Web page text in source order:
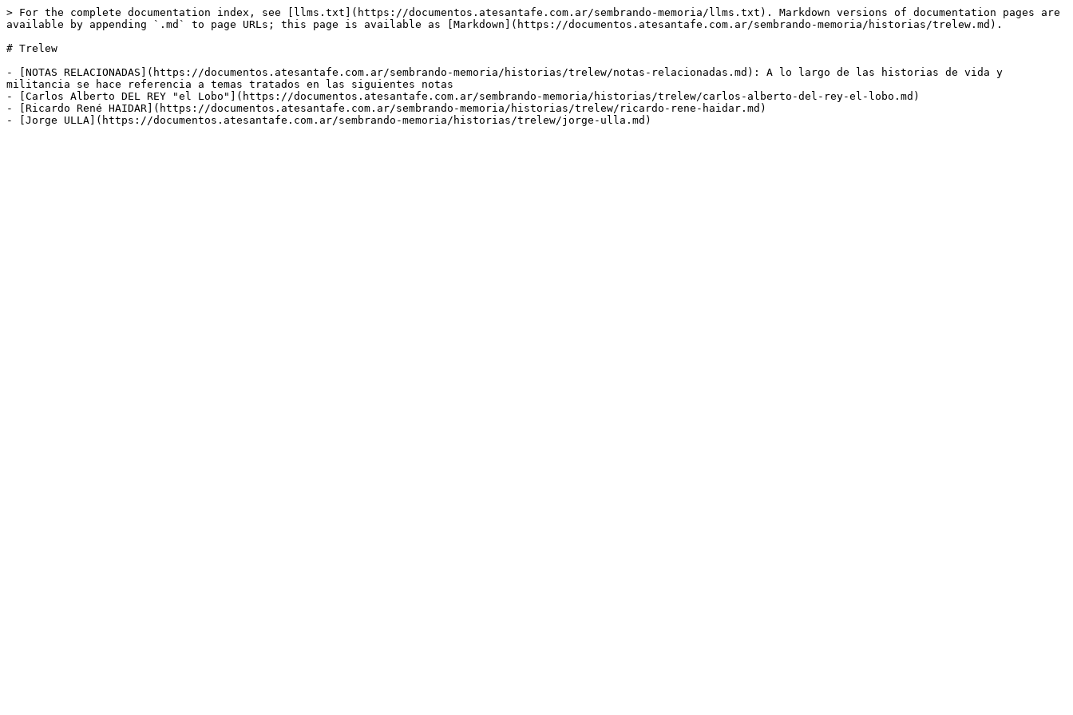
> For the complete documentation index, see [llms.txt](https://documentos.atesantafe.com.ar/sembrando-memoria/llms.txt). Markdown versions of documentation pages are
available by appending `.md` to page URLs; this page is available as [Markdown](https://documentos.atesantafe.com.ar/sembrando-memoria/historias/trelew.md).
# Trelew
- [NOTAS RELACIONADAS](https://documentos.atesantafe.com.ar/sembrando-memoria/historias/trelew/notas-relacionadas.md): A lo largo de las historias de vida y
militancia se hace referencia a temas tratados en las siguientes notas
- [Carlos Alberto DEL REY "el Lobo"](https://documentos.atesantafe.com.ar/sembrando-memoria/historias/trelew/carlos-alberto-del-rey-el-lobo.md)
- [Ricardo René HAIDAR](https://documentos.atesantafe.com.ar/sembrando-memoria/historias/trelew/ricardo-rene-haidar.md)